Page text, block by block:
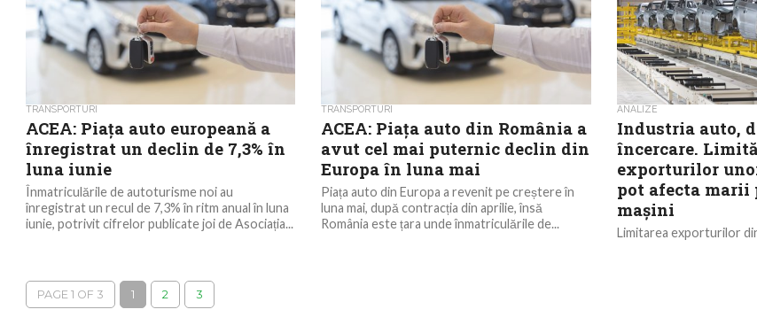
TRANSPORTURI
ACEA: Piața auto europeană a
înregistrat un declin de 7,3% în
luna iunie
Înmatriculările de autoturisme noi au
înregistrat un recul de 7,3% în ritm anual în luna
iunie, potrivit cifrelor publicate joi de Asociația...
TRANSPORTURI
ACEA: Piața auto din România a
avut cel mai puternic declin din
Europa în luna mai
Piața auto din Europa a revenit pe creștere în
luna mai, după contracția din aprilie, însă
România este țara unde înmatriculările de...
ANALIZE
Industria auto,
încercare.
exporturilor
pot afecta marii
mașini
Limitarea exporturilor
PAGE 1 OF 3 1 2 3